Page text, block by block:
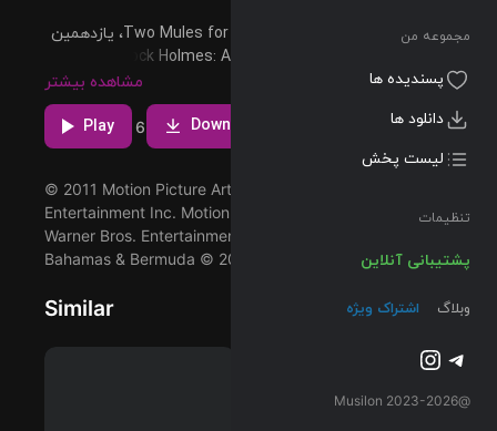
مجموعه من
پسندیده ها
دانلود ها
لیست پخش
تنظیمات
پشتیبانی آنلاین
وبلاگ اشتراک ویژه
تلگراماینستاگرم
@2023-2026 Musilon
پخش و دانلود آهنگ Two Mules for Sister Sara، یازدهمین
ترک از آلبوم Sherlock Holmes: A Game of Shadows
(Original Motion Picture Soundtrack) (Deluxe Version) که
توسط Movie Screen Orchestra اجرا شده است را میتوانید با
دو کیفیت 320 و FLAC دریافت کنید.
مشاهده بیشتر
Play 6 Download
© 2011 Motion Picture Artwork © 2011 Warner Bros.
Entertainment Inc. Motion Picture Photography © 2011
Warner Bros. Entertainment Inc. - U.S., Canada,
Bahamas & Bermuda © 2011 Village Roadshow Films (
Similar